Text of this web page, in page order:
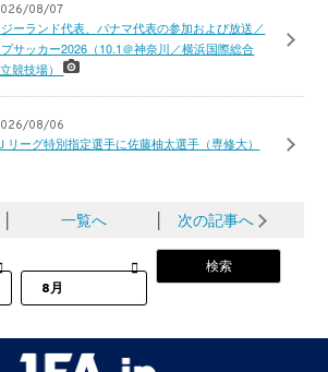
08/07
ーランド代表、パナマ代表の参加および放送／
サッカー2026（10.1＠神奈川／横浜国際総合
競技場）
08/06
リーグ特別指定選手に佐藤柚太選手（専修大）
一覧へ 次の記事へ